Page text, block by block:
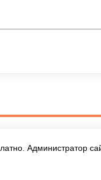
Администратор